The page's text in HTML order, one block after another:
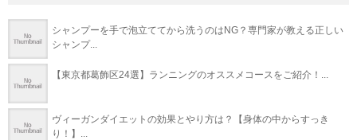
シャンプーを手で泡立ててから洗うのはNG？専門家が教える正しい
シャンプ...
【東京都葛飾区24選】ランニングのオススメコースをご紹介！...
ヴィーガンダイエットの効果とやり方は？【身体の中からすっき
り！】...